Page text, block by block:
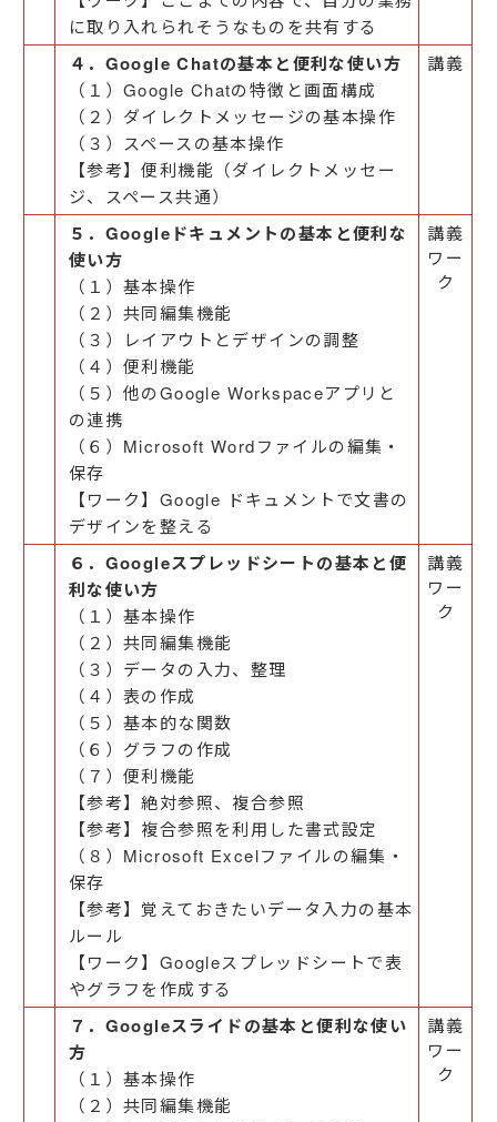
に取り入れられそうなものを共有する
４．Google Chatの基本と便利な使い方
（１）Google Chatの特徴と画面構成
（２）ダイレクトメッセージの基本操作
（３）スペースの基本操作
【参考】便利機能（ダイレクトメッセー
ジ、スペース共通）
講義
５．Googleドキュメントの基本と便利な
使い方
（１）基本操作
（２）共同編集機能
（３）レイアウトとデザインの調整
（４）便利機能
（５）他のGoogle Workspaceアプリと
の連携
（６）Microsoft Wordファイルの編集・
保存
【ワーク】Google ドキュメントで文書の
デザインを整える
講義
ワー
ク
６．Googleスプレッドシートの基本と便
利な使い方
（１）基本操作
（２）共同編集機能
（３）データの入力、整理
（４）表の作成
（５）基本的な関数
（６）グラフの作成
（７）便利機能
【参考】絶対参照、複合参照
【参考】複合参照を利用した書式設定
（８）Microsoft Excelファイルの編集・
保存
【参考】覚えておきたいデータ入力の基本
ルール
【ワーク】Googleスプレッドシートで表
やグラフを作成する
講義
ワー
ク
７．Googleスライドの基本と便利な使い
方
（１）基本操作
（２）共同編集機能
講義
ワー
ク